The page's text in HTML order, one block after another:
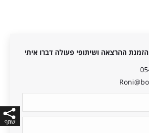
ההרצאה ושיתופי פעולה דברו איתי